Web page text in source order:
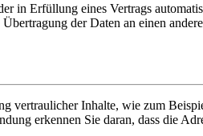
in Erfüllung eines Vertrags
der Daten an einen
vertraulicher Inhalte, wie zum
erkennen Sie daran, dass die